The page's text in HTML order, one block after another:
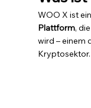
WOO X ist
Plattform,
wird – einem